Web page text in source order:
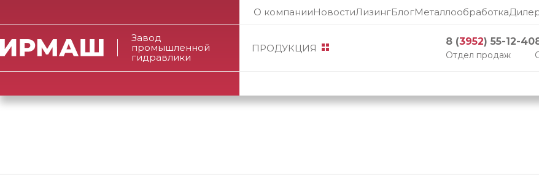
Завод
промышленной
гидравлики
О компанииНовостиЛизингБлогМеталлообработка
ПРОДУКЦИЯ
8 (3952) 55-12-40
Отдел продаж